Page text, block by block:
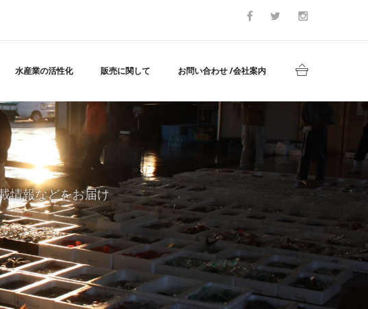
水産業の活性化 販売に関して お問い合わせ /会社案内
情報などをお届け